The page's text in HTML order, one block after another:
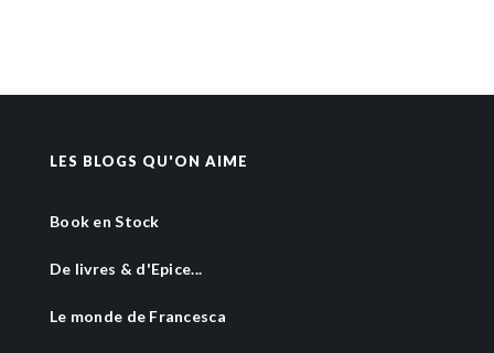
LES BLOGS QU'ON AIME
Book en Stock
De livres & d'Epice...
Le monde de Francesca